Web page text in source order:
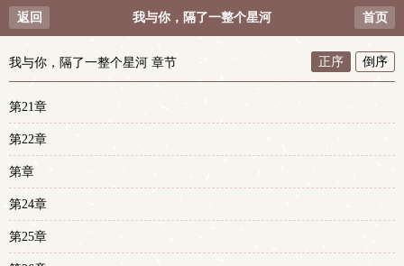
返回 我与你，隔了一整个星河 首页
我与你，隔了一整个星河 章节 正序 倒序
第21章
第22章
第章
第24章
第25章